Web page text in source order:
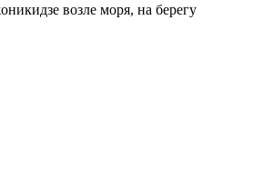
возле моря, на берегу